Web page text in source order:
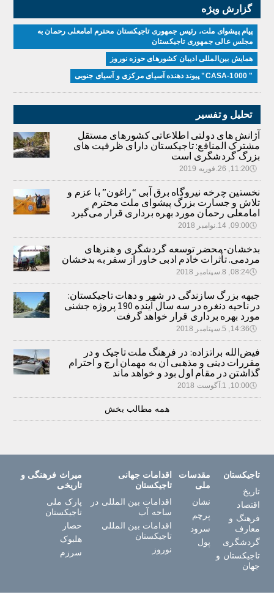
گزارش ویژه
پیام پیشوای ملت، رئیس جمهوری تاجیکستان محترم امامعلی رحمان به
مجلس عالی جمهوری تاجیکستان
همایش بین‌المللی ادیبان کشور‌های حوزه نوروز
" CASA-1000" پیوند دهنده آسیای مرکزی و آسیای جنوبی
تحلیل و تفسیر
آژانش های دولتی اطلاعاتی کشورهای مستقل
مشترک المنافع: تاجیکستان دارای ظرفیت های
بزرگ گردشگری است
🕔11:20, 26.فوریه 2019
نخستین چرخه نیروگاه برق آبی “راغون” با عزم و
تلاش و جسارت بزرگ پیشوای ملت محترم
امامعلی رحمان مورد بهره برداری قرار می‌گیرد
🕔09:00, 14.نوامبر 2018
بدخشان-محضر توسعه گردشگری و هنرهای
مردمی. تأثرات خادم ادبی خاور از سفر به بدخشان
🕔08:24, 8.سپتامبر 2018
جبهه بزرگ سازندگی در شهر و دهات تاجیکستان:
در ناحیه دنغره در سه سال آینده 190 پروژه جشنی
مورد بهره برداری قرار خواهد گرفت
🕔14:36, 5.سپتامبر 2018
فیض‌الله براتزاده: در فرهنگ ملت تاجیک و در
مقررات دینی و مذهبی آن به مهمان ارج و احترام
گذاشتن در مقام اول بود و خواهد ماند
🕔10:00, 1.آگوست 2018
همه مطالب بخش
تاجیکستان
تاریخ
اقتصاد
فرهنگ و
معارف
گردشگری
تاجیکستان و
جهان
مقدسات
ملی
نشان
پرچم
سرود
پول
اقدامات جهانی
تاجیکستان
اقدامات بین المللی در
ساحه آب
اقدامات بین المللی
تاجیکستان
نوروز
میراث فرهنگی و
تاریخی
پارک ملی
تاجیکستان
حصار
هلبوک
سرزم